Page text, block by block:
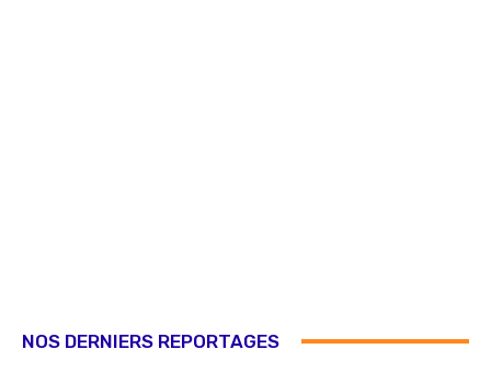
NOS DERNIERS REPORTAGES